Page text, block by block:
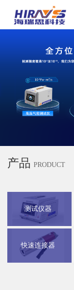
产品 PRODUCT
测试仪器
快速连接器